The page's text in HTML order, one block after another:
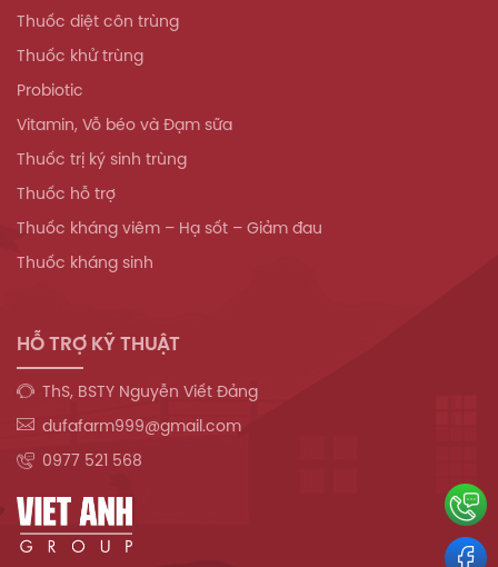
Thuốc diệt côn trùng
Thuốc khử trùng
Probiotic
Vitamin, Vỗ béo và Đạm sữa
Thuốc trị ký sinh trùng
Thuốc hỗ trợ
Thuốc kháng viêm – Hạ sốt – Giảm đau
Thuốc kháng sinh
HỖ TRỢ KỸ THUẬT
ThS, BSTY Nguyễn Viết Đảng
dufafarm999@gmail.com
0977 521 568